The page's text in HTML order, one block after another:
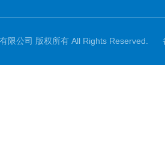
限公司 版权所有 All Rights Reserved.